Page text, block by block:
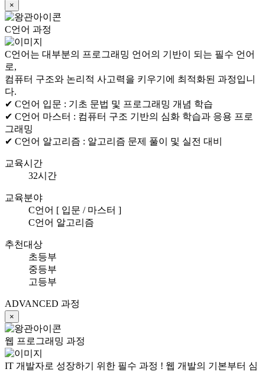
×
C언어 과정
C언어는 대부분의 프로그래밍 언어의 기반이 되는 필수 언어
로,
컴퓨터 구조와 논리적 사고력을 키우기에 최적화된 과정입니
다.
✔ C언어 입문 : 기초 문법 및 프로그래밍 개념 학습
✔ C언어 마스터 : 컴퓨터 구조 기반의 심화 학습과 응용 프로
그래밍
✔ C언어 알고리즘 : 알고리즘 문제 풀이 및 실전 대비
교육시간
32시간
교육분야
C언어 [ 입문 / 마스터 ]
C언어 알고리즘
추천대상
초등부
중등부
고등부
ADVANCED 과정
×
웹 프로그래밍 과정
IT 개발자로 성장하기 위한 필수 과정 ! 웹 개발의 기본부터 심